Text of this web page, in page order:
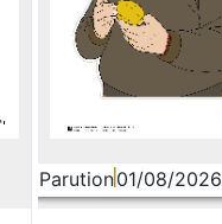
Parution01/08/2026